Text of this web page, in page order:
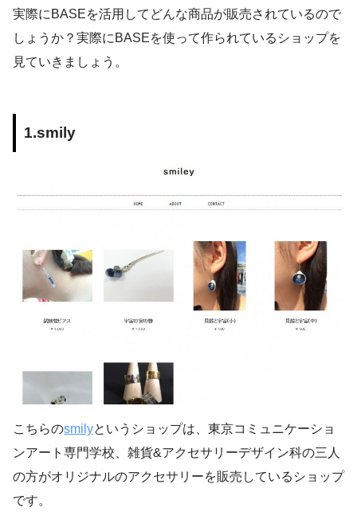
実際にBASEを活用してどんな商品が販売されているので
しょうか？実際にBASEを使って作られているショップを
見ていきましょう。
1.smily
こちらのsmilyというショップは、東京コミュニケーショ
ンアート専門学校、雑貨&アクセサリーデザイン科の三人
の方がオリジナルのアクセサリーを販売しているショップ
です。